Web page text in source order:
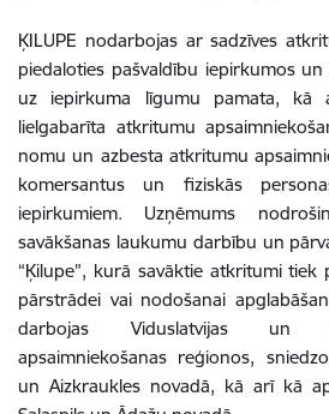
ĶILUPE nodarbojas ar sadzīves
piedaloties pašvaldību iepirkumos
uz iepirkuma līgumu pamata, kā
lielgabarīta atkritumu
nomu un azbesta atkritumu
komersantus un fiziskās
iepirkumiem. Uzņēmums
savākšanas laukumu darbību un
“Ķilupe”, kurā savāktie atkritumi
pārstrādei vai nodošanai
darbojas Viduslatvijas un
apsaimniekošanas reģionos,
un Aizkraukles novadā, kā arī kā